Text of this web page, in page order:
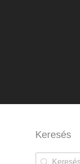
Keresés
Keresés
Keresés